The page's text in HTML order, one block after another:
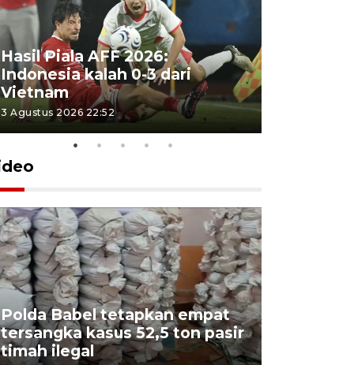
Hasil Piala AFF 2026:
Indonesia kalah 0-3 dari
Vietnam
3 Agustus 2026 22:52
Polda Babel tetapkan empat
tersangka kasus 52,5 ton pasir
timah ilegal